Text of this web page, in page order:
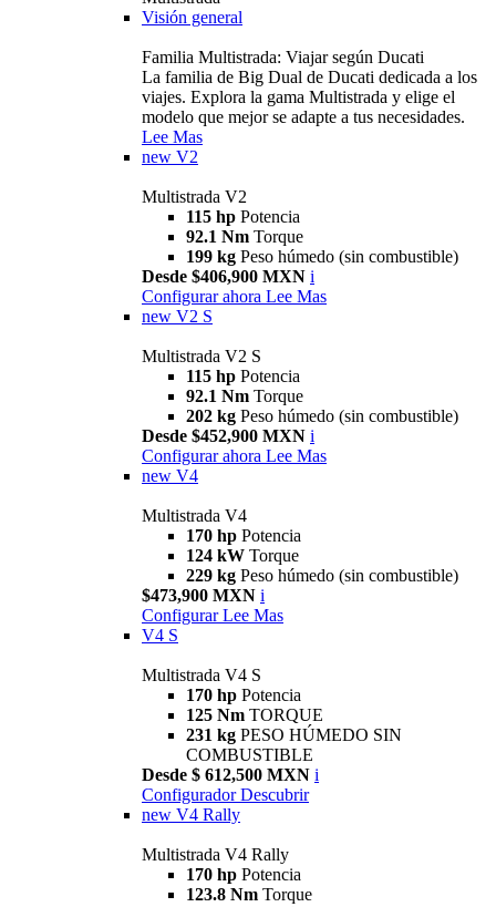
Visión general
Familia Multistrada: Viajar según Ducati
La familia de Big Dual de Ducati dedicada a los
viajes. Explora la gama Multistrada y elige el
modelo que mejor se adapte a tus necesidades.
Lee Mas
new V2
Multistrada V2
115 hp Potencia
92.1 Nm Torque
199 kg Peso húmedo (sin combustible)
Desde $406,900 MXN i
Configurar ahora Lee Mas
new V2 S
Multistrada V2 S
115 hp Potencia
92.1 Nm Torque
202 kg Peso húmedo (sin combustible)
Desde $452,900 MXN i
Configurar ahora Lee Mas
new V4
Multistrada V4
170 hp Potencia
124 kW Torque
229 kg Peso húmedo (sin combustible)
$473,900 MXN i
Configurar Lee Mas
V4 S
Multistrada V4 S
170 hp Potencia
125 Nm TORQUE
231 kg PESO HÚMEDO SIN
COMBUSTIBLE
Desde $ 612,500 MXN i
Configurador Descubrir
new V4 Rally
Multistrada V4 Rally
170 hp Potencia
123.8 Nm Torque